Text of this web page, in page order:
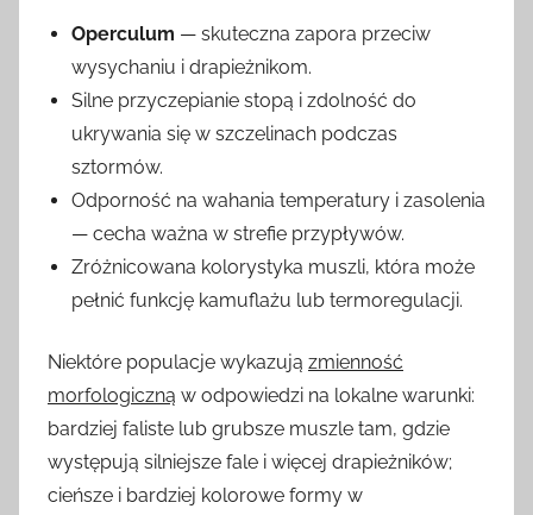
Operculum — skuteczna zapora przeciw
wysychaniu i drapieżnikom.
Silne przyczepianie stopą i zdolność do
ukrywania się w szczelinach podczas
sztormów.
Odporność na wahania temperatury i zasolenia
— cecha ważna w strefie przypływów.
Zróżnicowana kolorystyka muszli, która może
pełnić funkcję kamuflażu lub termoregulacji.
Niektóre populacje wykazują zmienność
morfologiczną w odpowiedzi na lokalne warunki:
bardziej faliste lub grubsze muszle tam, gdzie
występują silniejsze fale i więcej drapieżników;
cieńsze i bardziej kolorowe formy w